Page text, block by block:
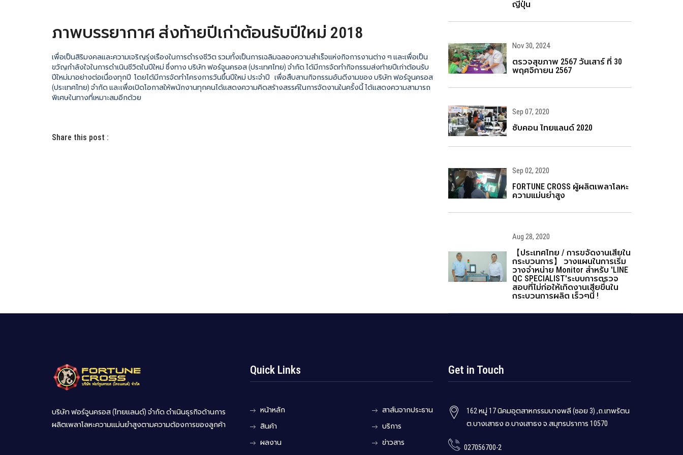
ภาพบรรยากาศ ส่งท้ายปีเก่าต้อนรับปีใหม่ 2018
เพื่อเป็นสิริมงคลและความเจริญรุ่งเรืองในการดำรงชีวิต รวมทั้งเป็นการเฉลิมฉลองความสำเร็จแห่งกิจการงานต่าง ๆ และเพื่อเป็น
ขวัญกำลังใจในการดำเนินชีวิตในปีใหม่ ซึ่งทาง บริษัท ฟอร์จูนครอส (ประเทศไทย) จำกัด ได้มีการจัดทำกิจกรรมส่งท้ายปีเก่าต้อนรับ
ปีใหม่มาอย่างต่อเนื่องทุกปี โดยได้มีการจัดทำโครงการวันขึ้นปีใหม่ ประจำปี เพื่อสืบสานกิจกรรมอันดีงามของ บริษัท ฟอร์จูนครอส
(ประเทศไทย) จำกัดและเพื่อเปิดโอกาสให้พนักงานทุกคนได้แสดงความคิดสร้างสรรค์ในการจัดงานในครั้งนี้ ได้แสดงความสามารถ
พิเศษในทางที่เหมาะสมอีกด้วย
Share this post :
ญี่ปุ่น
Nov 30, 2024
ตรวจสุขภาพ 2567 วันเสาร์ ที่ 30
พฤศจิกายน 2567
Sep 07, 2020
ซับคอน ไทยแลนด์ 2020
Sep 02, 2020
FORTUNE CROSS ผู้ผลิตเพลาโลหะ
ความแม่นยำสูง
Aug 28, 2020
【ประเทศไทย / การขจัดงานเสียใน
กระบวนการ】 วางแผนในการเริ่ม
วางจำหน่าย Monitor สำหรับ 'LINE
QC SPECIALIST'ระบบการตรวจ
สอบที่ไม่ก่อให้เกิดงานเสียขึ้นใน
กระบวนการผลิต เร็วๆนี้ !
บริษัท ฟอร์จูนครอส (ไทยแลนด์) จำกัด ดำเนินธุรกิจด้านการ
ผลิตเพลาโลหะความแม่นยำสูงตามความต้องการของลูกค้า
Quick Links
หน้าหลัก
สินค้า
ผลงาน
สาส์นจากประธาน
บริการ
ข่าวสาร
Get in Touch
162 หมู่ 17 นิคมอุตสาหกรรมบางพลี (ซอย 3) ,ถ.เทพรัตน
ต.บางเสาธง อ.บางเสาธง จ.สมุทรปราการ 10570
027056700-2